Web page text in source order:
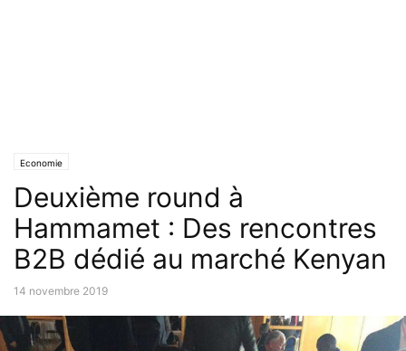
Economie
Deuxième round à
Hammamet : Des rencontres
B2B dédié au marché Kenyan
14 novembre 2019